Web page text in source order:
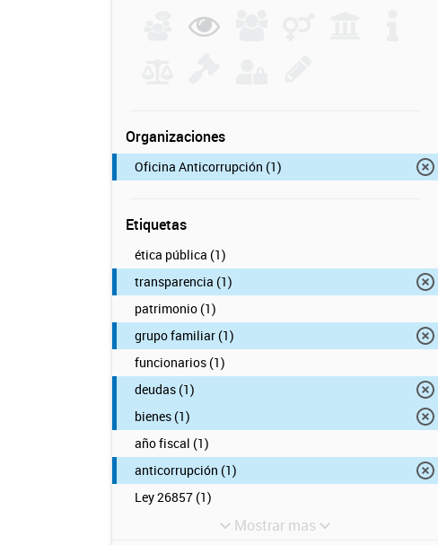
Organizaciones
Oficina Anticorrupción (1)
Etiquetas
ética pública (1)
transparencia (1)
patrimonio (1)
grupo familiar (1)
funcionarios (1)
deudas (1)
bienes (1)
año fiscal (1)
anticorrupción (1)
Ley 26857 (1)
Mostrar mas